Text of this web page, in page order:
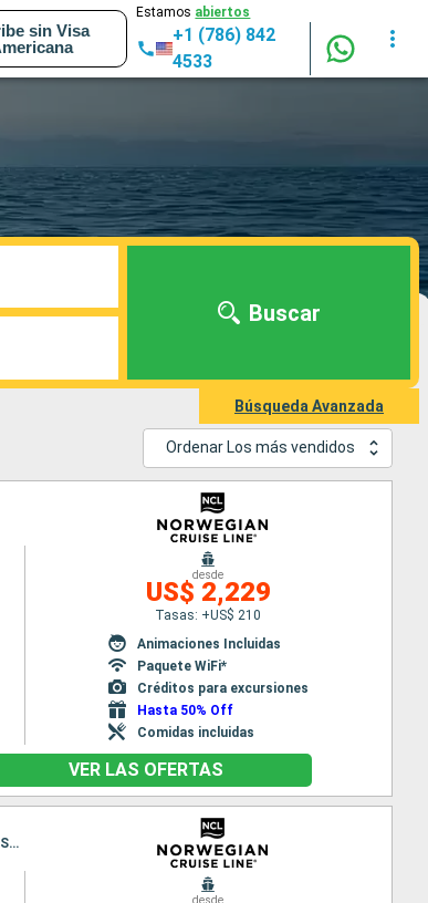
sin Visa
Estamos abiertos
+1 (786) 842
4533
Buscar
Búsqueda Avanzada
Ordenar Los más vendidos
desde
US$ 2,229
Tasas: +US$ 210
Animaciones Incluidas
Paquete WiFi*
Créditos para excursiones
Hasta 50% Off
Comidas incluidas
VER LAS OFERTAS
Itinerario : Civitavecchia - Roma, Palma de Mallorca, Barcelona, Villefranche, Livorno, Civitavecchia - Roma, Salerno, Messine, Corfú, Bar, Dubrovnik, Split, Ravenna
desde